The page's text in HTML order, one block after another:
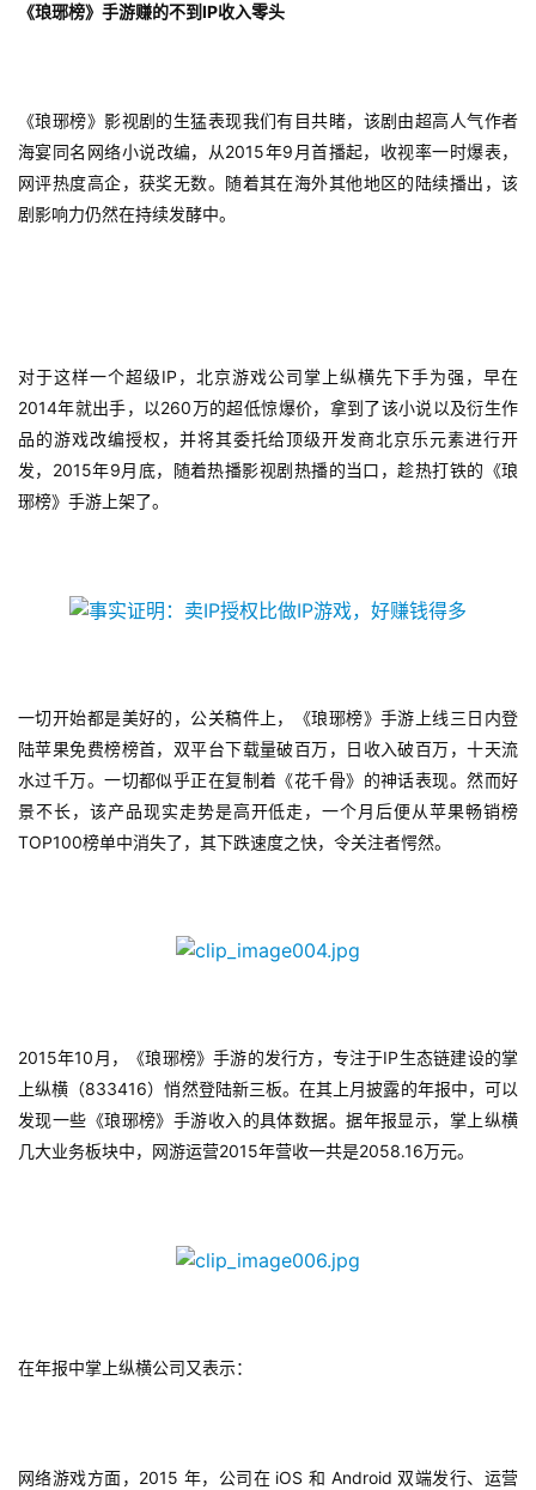
《琅琊榜》手游赚的不到 IP收入零头
《琅琊榜》影视剧的生猛表现我们有目共睹，该剧由超高人气作者
海宴同名网络小说改编，从2015年9 月首播起，收视率一时爆表，
网评热度高企，获奖无数。随着其在海外其他地区的陆续播出，该
剧影响力仍然在持续发酵中。
对于这样一个超级 IP ，北京游戏公司掌上纵横先下手为强，早在
2014年就出手，以260 万的超低惊爆价，拿到了该小说以及衍生作
品的游戏改编授权，并将其委托给顶级开发商北京乐元素进行开
发， 2015年9月底，随着热播影视剧热播的当口，趁热打铁的《琅
琊榜》手游上架了。
一切开始都是美好的，公关稿件上，《琅琊榜》手游上线三日内登
陆苹果免费榜榜首，双平台下载量破百万，日收入破百万，十天流
水过千万。一切都似乎正在复制着《花千骨》的神话表现。然而好
景不长，该产品现实走势是高开低走，一个月后便从苹果畅销榜
TOP100榜单中消失了，其下跌速度之快，令关注者愕然。
2015年10 月，《琅琊榜》手游的发行方，专注于IP 生态链建设的掌
上纵横（833416）悄然登陆新三板。在其上月披露的年报中，可以
发现一些《琅琊榜》手游收入的具体数据。据年报显示，掌上纵横
几大业务板块中，网游运营2015年营收一共是2058.16 万元。
在年报中掌上纵横公司又表示：
网络游戏方面， 2015 年，公司在 iOS 和 Android 双端发行、运营